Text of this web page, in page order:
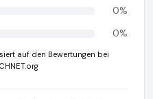
0%
0%
auf den Bewertungen bei